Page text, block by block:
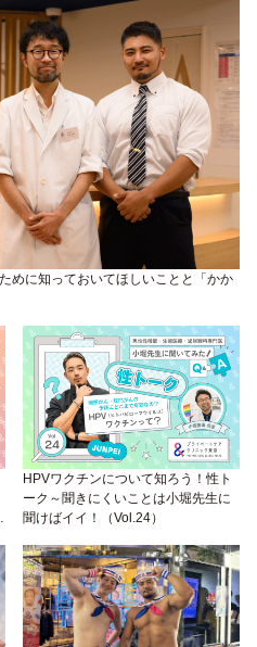
めに知っておいてほしいことと「かか
HPVワクチンについて知ろう！性ト
ーク～聞きにくいことは小堀先生に
聞けばイイ！（Vol.24）